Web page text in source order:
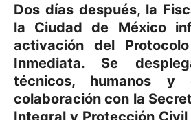
Dos días después, la
la Ciudad de México
activación del
Inmediata. Se
técnicos, humanos y
colaboración con la
Integral y Protección